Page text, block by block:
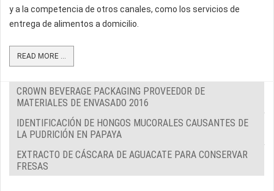
y a la competencia de otros canales, como los servicios de
entrega de alimentos a domicilio.
READ MORE ...
CROWN BEVERAGE PACKAGING PROVEEDOR DE
MATERIALES DE ENVASADO 2016
IDENTIFICACIÓN DE HONGOS MUCORALES CAUSANTES DE
LA PUDRICIÓN EN PAPAYA
EXTRACTO DE CÁSCARA DE AGUACATE PARA CONSERVAR
FRESAS